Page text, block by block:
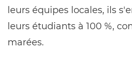
leurs équipes locales, ils
leurs étudiants à 100 %,
marées.